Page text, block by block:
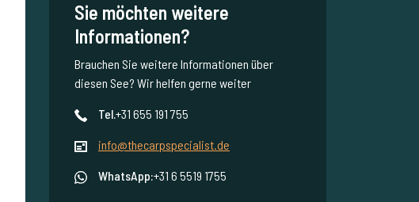
Sie möchten weitere
Informationen?
Brauchen Sie weitere Informationen über
diesen See? Wir helfen gerne weiter
Tel.+31 655 191 755
info@thecarpspecialist.de
WhatsApp:+31 6 5519 1755